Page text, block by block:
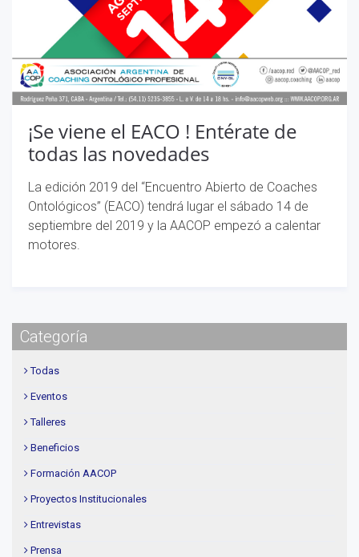
¡Se viene el EACO ! Entérate de
todas las novedades
La edición 2019 del “Encuentro Abierto de Coaches
Ontológicos” (EACO) tendrá lugar el sábado 14 de
septiembre del 2019 y la AACOP empezó a calentar
motores.
Categoría
Todas
Eventos
Talleres
Beneficios
Formación AACOP
Proyectos Institucionales
Entrevistas
Prensa